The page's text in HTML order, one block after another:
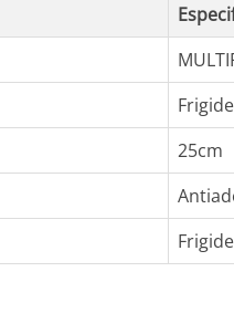
25cm